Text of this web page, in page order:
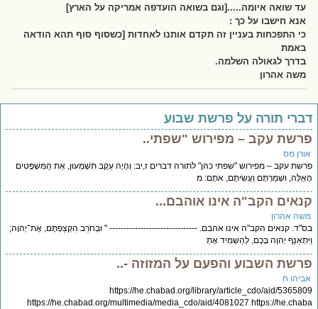
עד שואה איומה.....[וגם בשואה הועדפה אמריקה על הארץ]
אנא חישבו על כך :
כי התפכחות בעניין זה תקדם אותנו לאחדות [כשסוף סוף תהא הודאה
באמת
בדרך לגאולה השלמה.
משה אהרון
תורה על פרשת שבוע
עקב – מפירוש "שפתי..
מס
עקב – מפירוש "שפתי כהן" לתורה דברים ז,יב: וְהָיָה עֵקֶב תִּשְׁמְעוּן, אֵת הַמִּשְׁפָּטִים
וּשְׁמַרְתֶּם וַעֲשִׂיתֶם, אֹתָם: מ
הקב"ה אינו אוהבם...
אהרון
קנאים הקב"ה אינו אהבם. ------------------------------- " וּבְחֹרֵב הִקְצַפְתֶּם, אֶת־יְהוָה;
יְהוָה בָּכֶם, לְהַשְׁמִיד אֶתְ
השבוע והפעם על המזוזה -..
ח
https://he.chabad.org/library/article_cdo/aid/
https://he.chabad.org/multimedia/media_cdo/aid/4081027 https://